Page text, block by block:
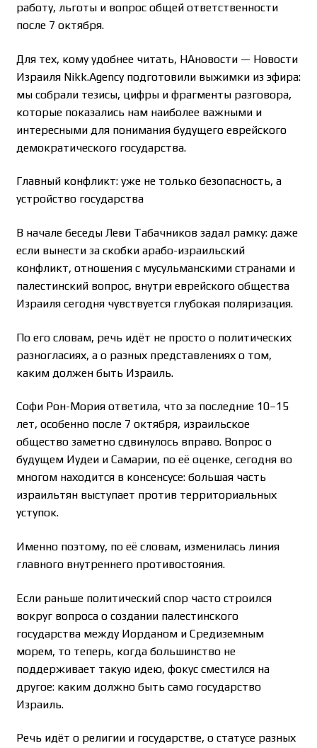
работу, льготы и вопрос общей ответственности
после 7 октября.
Для тех, кому удобнее читать, НАновости — Новости
Израиля Nikk.Agency подготовили выжимки из эфира:
мы собрали тезисы, цифры и фрагменты разговора,
которые показались нам наиболее важными и
интересными для понимания будущего еврейского
демократического государства.
Главный конфликт: уже не только безопасность, а
устройство государства
В начале беседы Леви Табачников задал рамку: даже
если вынести за скобки арабо-израильский
конфликт, отношения с мусульманскими странами и
палестинский вопрос, внутри еврейского общества
Израиля сегодня чувствуется глубокая поляризация.
По его словам, речь идёт не просто о политических
разногласиях, а о разных представлениях о том,
каким должен быть Израиль.
Софи Рон-Мория ответила, что за последние 10–15
лет, особенно после 7 октября, израильское
общество заметно сдвинулось вправо. Вопрос о
будущем Иудеи и Самарии, по её оценке, сегодня во
многом находится в консенсусе: большая часть
израильтян выступает против территориальных
уступок.
Именно поэтому, по её словам, изменилась линия
главного внутреннего противостояния.
Если раньше политический спор часто строился
вокруг вопроса о создании палестинского
государства между Иорданом и Средиземным
морем, то теперь, когда большинство не
поддерживает такую идею, фокус сместился на
другое: каким должно быть само государство
Израиль.
Речь идёт о религии и государстве, о статусе разных